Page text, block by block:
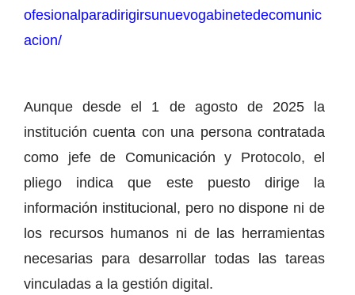
ofesionalparadirigirsunuevogabinetedecomunic
acion/
Aunque desde el 1 de agosto de 2025 la
institución cuenta con una persona contratada
como jefe de Comunicación y Protocolo, el
pliego indica que este puesto dirige la
información institucional, pero no dispone ni de
los recursos humanos ni de las herramientas
necesarias para desarrollar todas las tareas
vinculadas a la gestión digital.